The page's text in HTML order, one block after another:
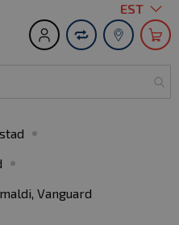
Keel
EST
Vanguard